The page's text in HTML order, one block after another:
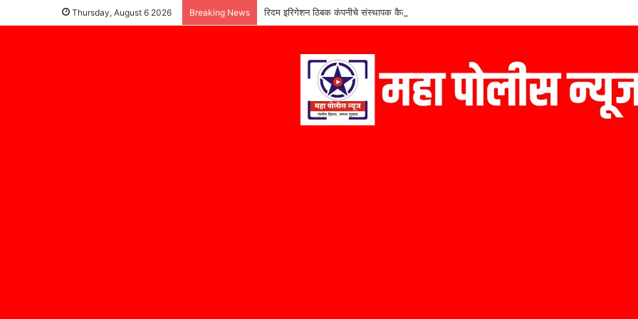
Thursday, August 6 2026 Breaking News रिदम इरिगेशन ठिबक कंपनीचे संस्थापक कैलास निळे यांचा ‘मराठी उद्योजक पुरस्कार